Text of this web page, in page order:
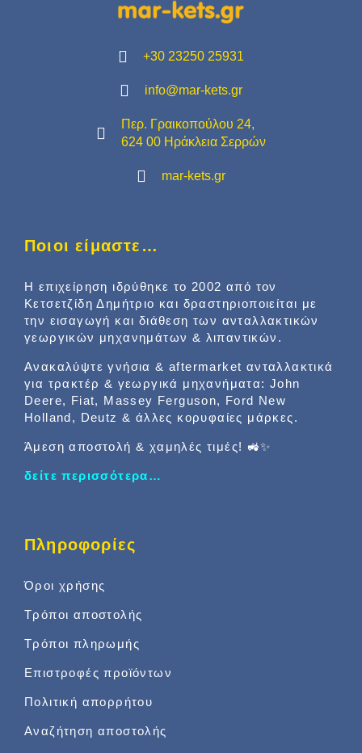
+30 23250 25931
info@mar-kets.gr
Περ. Γραικοπούλου 24,
624 00 Ηράκλεια Σερρών
mar-kets.gr
Ποιοι είμαστε…
Η επιχείρηση ιδρύθηκε το 2002 από τον
Κετσετζίδη Δημήτριο και δραστηριοποιείται με
την εισαγωγή και διάθεση των ανταλλακτικών
γεωργικών μηχανημάτων & λιπαντικών.
Ανακαλύψτε γνήσια & aftermarket ανταλλακτικά
για τρακτέρ & γεωργικά μηχανήματα: John
Deere, Fiat, Massey Ferguson, Ford New
Holland, Deutz & άλλες κορυφαίες μάρκες.
Άμεση αποστολή & χαμηλές τιμές! 🚜✨
δείτε περισσότερα…
Πληροφορίες
Όροι χρήσης
Τρόποι αποστολής
Τρόποι πληρωμής
Επιστροφές προϊόντων
Πολιτική απορρήτου
Αναζήτηση αποστολής